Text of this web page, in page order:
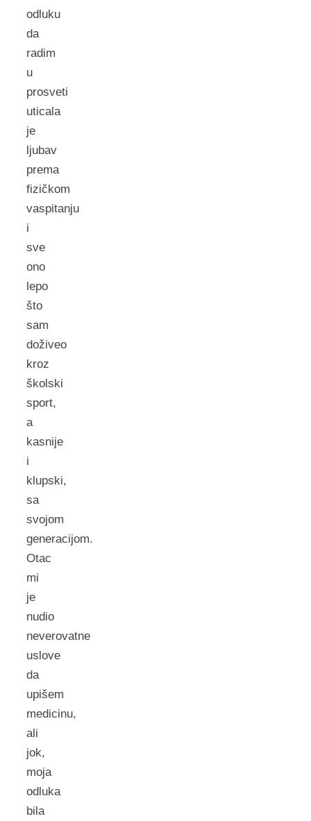
odluku
da
radim
u
prosveti
uticala
je
ljubav
prema
fizičkom
vaspitanju
i
sve
ono
lepo
što
sam
doživeo
kroz
školski
sport,
a
kasnije
i
klupski,
sa
svojom
generacijom.
Otac
mi
je
nudio
neverovatne
uslove
da
upišem
medicinu,
ali
jok,
moja
odluka
bila